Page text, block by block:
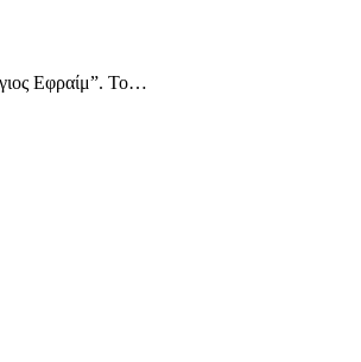
Εφραίμ”. Το…